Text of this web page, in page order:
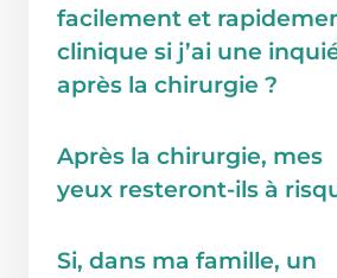
facilement et
clinique si j’ai une
après la chirurgie ?
Après la chirurgie, mes
yeux resteront-ils à
Si, dans ma famille, un